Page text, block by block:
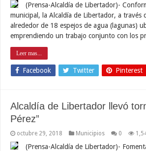
(Prensa-Alcaldía de Libertador)-
municipal, la Alcaldía de Libertador, a
alrededor de 18 espejos de agua (lagunas)
emprendiendo un trabajo conjunto con los
Leer mas...
Facebook Twitter Pinterest
Alcaldía de Libertador llevó
Pérez”
octubre 29, 2018 Municipios 0
(Prensa-Alcaldía de Libertador)-